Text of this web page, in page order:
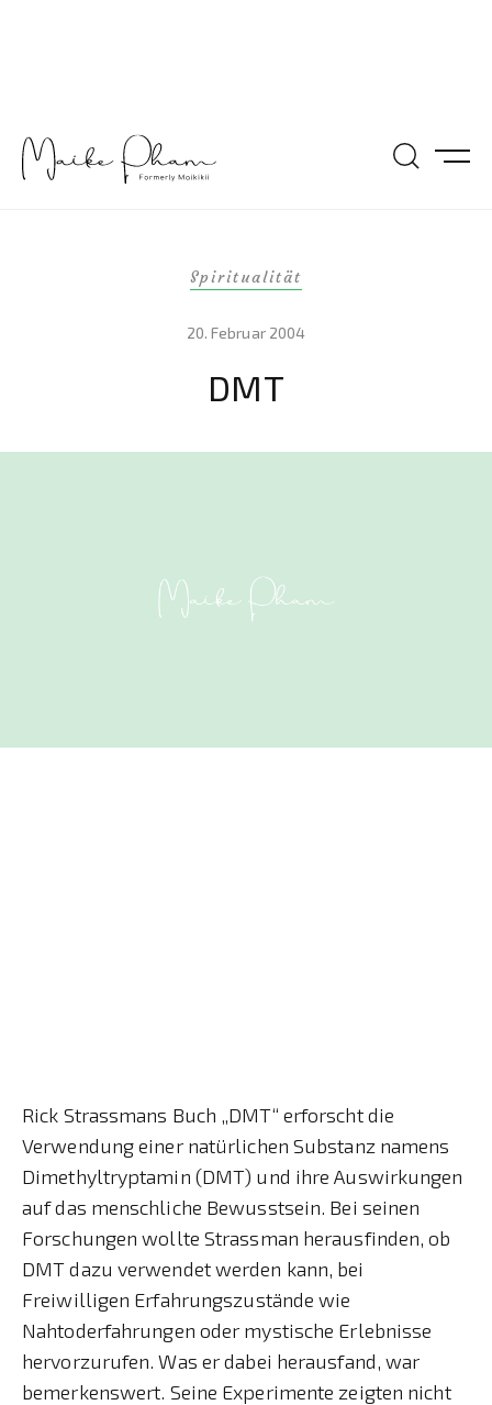
Spiritualität
20. Februar 2004
DMT
Rick Strassmans Buch „DMT“ erforscht die
Verwendung einer natürlichen Substanz namens
Dimethyltryptamin (DMT) und ihre Auswirkungen
auf das menschliche Bewusstsein. Bei seinen
Forschungen wollte Strassman herausfinden, ob
DMT dazu verwendet werden kann, bei
Freiwilligen Erfahrungszustände wie
Nahtoderfahrungen oder mystische Erlebnisse
hervorzurufen. Was er dabei herausfand, war
bemerkenswert. Seine Experimente zeigten nicht